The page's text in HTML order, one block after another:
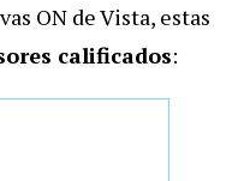
ON de Vista, estas
calificados: